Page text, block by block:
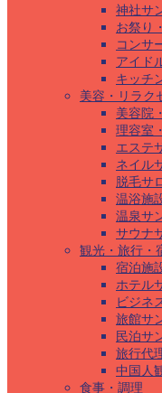
神社サ
お祭り
コンサ
アイド
キッチ
美容・リラク
美容院
理容室
エステ
ネイル
脱毛サ
温浴施
温泉サ
サウナ
観光・旅行・
宿泊施
ホテル
ビジネ
旅館サ
民泊サ
旅行代
中国人
食事・調理